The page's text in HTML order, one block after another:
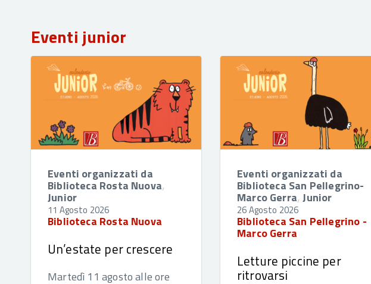
Eventi junior
Eventi organizzati da
Biblioteca Rosta Nuova,
Junior
11 Agosto 2026
Biblioteca Rosta Nuova
Un’estate per crescere
Martedì 11 agosto alle ore
Eventi organizzati da
Biblioteca San Pellegrino-
Marco Gerra,Junior
26 Agosto 2026
Biblioteca San Pellegrino -
Marco Gerra
Letture piccine per
ritrovarsi